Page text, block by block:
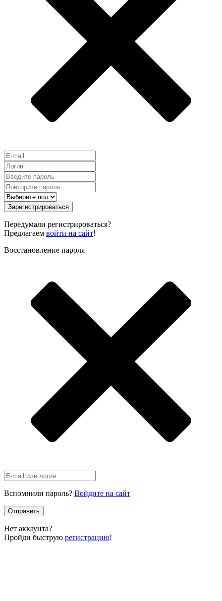
Зарегистрироваться
Передумали регистрироваться?
Предлагаем войти на сайт!
Восстановление пароля
Вспомнили пароль? Войдите на сайт
Отправить
Нет аккаунта?
Пройди быструю регистрацию!